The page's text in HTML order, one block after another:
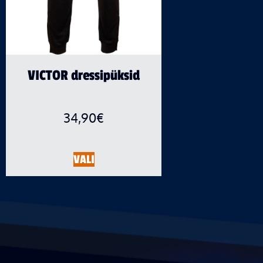
VICTOR dressipüksid
34,90€
VALI